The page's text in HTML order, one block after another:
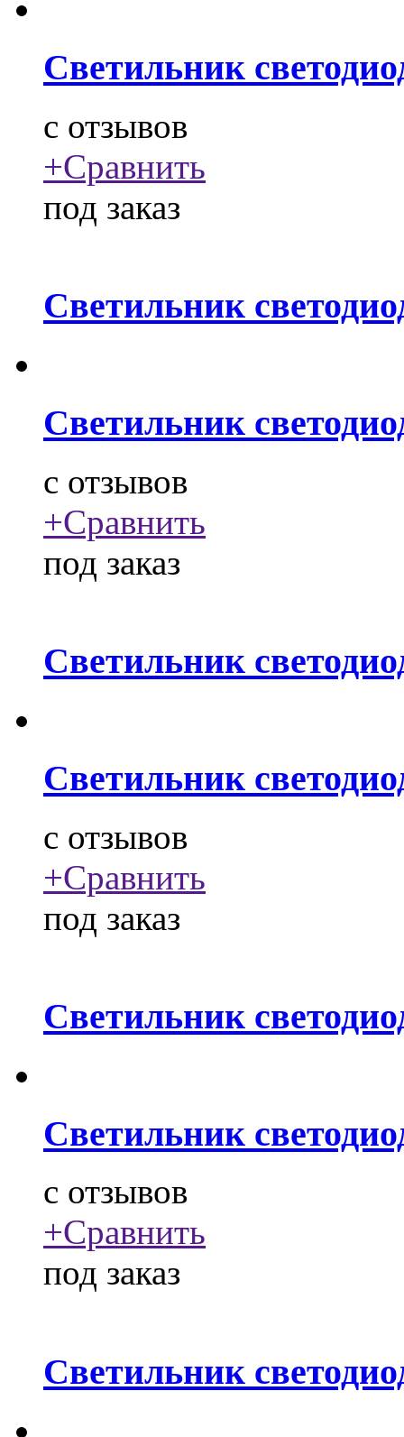
Светильник
c отзывов
+Сравнить
под заказ
Светильник
Светильник
c отзывов
+Сравнить
под заказ
Светильник
Светильник
c отзывов
+Сравнить
под заказ
Светильник
Светильник
c отзывов
+Сравнить
под заказ
Светильник